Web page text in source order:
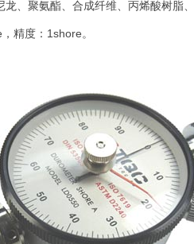
龙、聚氨酯、合成纤维、丙烯酸树脂
精度：1shore。